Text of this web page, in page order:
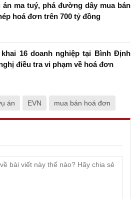
án ma tuý, phá đường dây mua bán
hoá đơn trên 700 tỷ đồng
khai 16 doanh nghiệp tại Bình Định
điều tra vi phạm về hoá đơn
án EVN mua bán hoá đơn